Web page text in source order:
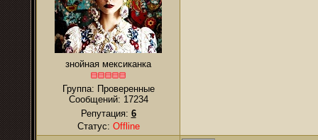
знойная мексиканка
Группа: Проверенные
Сообщений: 17234
Репутация: 6
Статус: Offline